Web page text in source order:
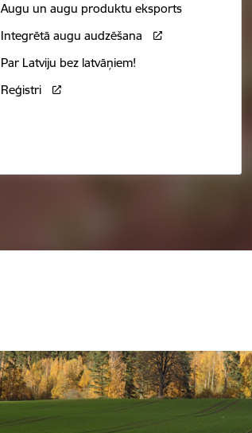
Augu un augu produktu eksports
Integrētā augu audzēšana
Par Latviju bez latvāņiem!
Reģistri